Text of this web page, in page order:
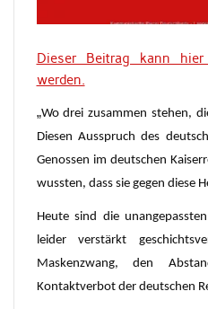
Dieser Beitrag kann
werden.
„Wo drei zusammen stehen,
Diesen Ausspruch des
Genossen im deutschen
wussten, dass sie gegen diese
Heute sind die
leider verstärkt
Maskenzwang, den
Kontaktverbot der deutschen